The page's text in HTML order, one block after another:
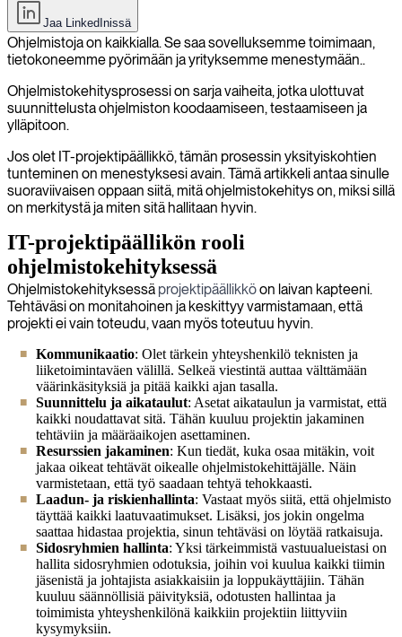
Jaa LinkedInissä
Ohjelmistoja on kaikkialla. Se saa sovelluksemme toimimaan,
tietokoneemme pyörimään ja yrityksemme menestymään..
Ohjelmistokehitysprosessi on sarja vaiheita, jotka ulottuvat
suunnittelusta ohjelmiston koodaamiseen, testaamiseen ja
ylläpitoon.
Jos olet IT-projektipäällikkö, tämän prosessin yksityiskohtien
tunteminen on menestyksesi avain. Tämä artikkeli antaa sinulle
suoraviivaisen oppaan siitä, mitä ohjelmistokehitys on, miksi sillä
on merkitystä ja miten sitä hallitaan hyvin.
IT-projektipäällikön rooli
ohjelmistokehityksessä
Ohjelmistokehityksessä projektipäällikköon laivan kapteeni.
Tehtäväsi on monitahoinen ja keskittyy varmistamaan, että
projekti ei vain toteudu, vaan myös toteutuu hyvin.
Kommunikaatio: Olet tärkein yhteyshenkilö teknisten ja
liiketoimintaväen välillä. Selkeä viestintä auttaa välttämään
väärinkäsityksiä ja pitää kaikki ajan tasalla.
Suunnittelu ja aikataulut: Asetat aikataulun ja varmistat, että
kaikki noudattavat sitä. Tähän kuuluu projektin jakaminen
tehtäviin ja määräaikojen asettaminen.
Resurssien jakaminen: Kun tiedät, kuka osaa mitäkin, voit
jakaa oikeat tehtävät oikealle ohjelmistokehittäjälle. Näin
varmistetaan, että työ saadaan tehtyä tehokkaasti.
Laadun- ja riskienhallinta: Vastaat myös siitä, että ohjelmisto
täyttää kaikki laatuvaatimukset. Lisäksi, jos jokin ongelma
saattaa hidastaa projektia, sinun tehtäväsi on löytää ratkaisuja.
Sidosryhmien hallinta: Yksi tärkeimmistä vastuualueistasi on
hallita sidosryhmien odotuksia, joihin voi kuulua kaikki tiimin
jäsenistä ja johtajista asiakkaisiin ja loppukäyttäjiin. Tähän
kuuluu säännöllisiä päivityksiä, odotusten hallintaa ja
toimimista yhteyshenkilönä kaikkiin projektiin liittyviin
kysymyksiin.